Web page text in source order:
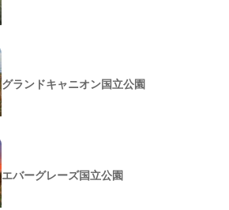
グランドキャニオン国立公園
エバーグレーズ国立公園